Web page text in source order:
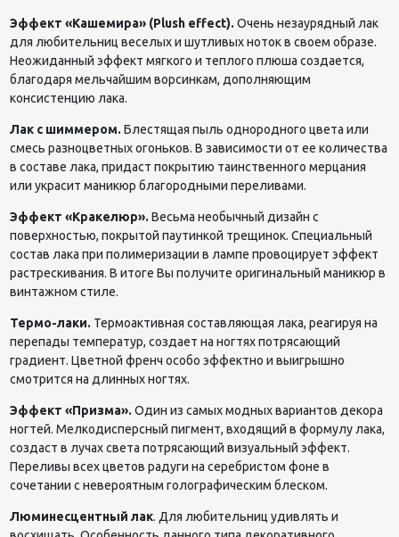
Эффект «Кашемира» (Plush effect). Очень незаурядный лак
для любительниц веселых и шутливых ноток в своем образе.
Неожиданный эффект мягкого и теплого плюша создается,
благодаря мельчайшим ворсинкам, дополняющим
консистенцию лака.
Лак с шиммером. Блестящая пыль однородного цвета или
смесь разноцветных огоньков. В зависимости от ее количества
в составе лака, придаст покрытию таинственного мерцания
или украсит маникюр благородными переливами.
Эффект «Кракелюр». Весьма необычный дизайн с
поверхностью, покрытой паутинкой трещинок. Специальный
состав лака при полимеризации в лампе провоцирует эффект
растрескивания. В итоге Вы получите оригинальный маникюр в
винтажном стиле.
Термо-лаки. Термоактивная составляющая лака, реагируя на
перепады температур, создает на ногтях потрясающий
градиент. Цветной френч особо эффектно и выигрышно
смотрится на длинных ногтях.
Эффект «Призма». Один из самых модных вариантов декора
ногтей. Мелкодисперсный пигмент, входящий в формулу лака,
создаст в лучах света потрясающий визуальный эффект.
Переливы всех цветов радуги на серебристом фоне в
сочетании с невероятным голографическим блеском.
Люминесцентный лак. Для любительниц удивлять и